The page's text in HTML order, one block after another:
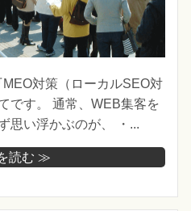
対策（ローカルSEO対
です。 通常、WEB集客を
思い浮かぶのが、 ・...
読む ≫